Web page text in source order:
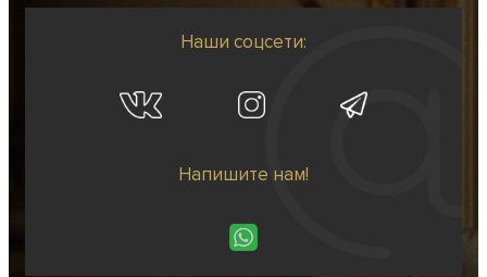
Наши соцсети:
Напишите нам!